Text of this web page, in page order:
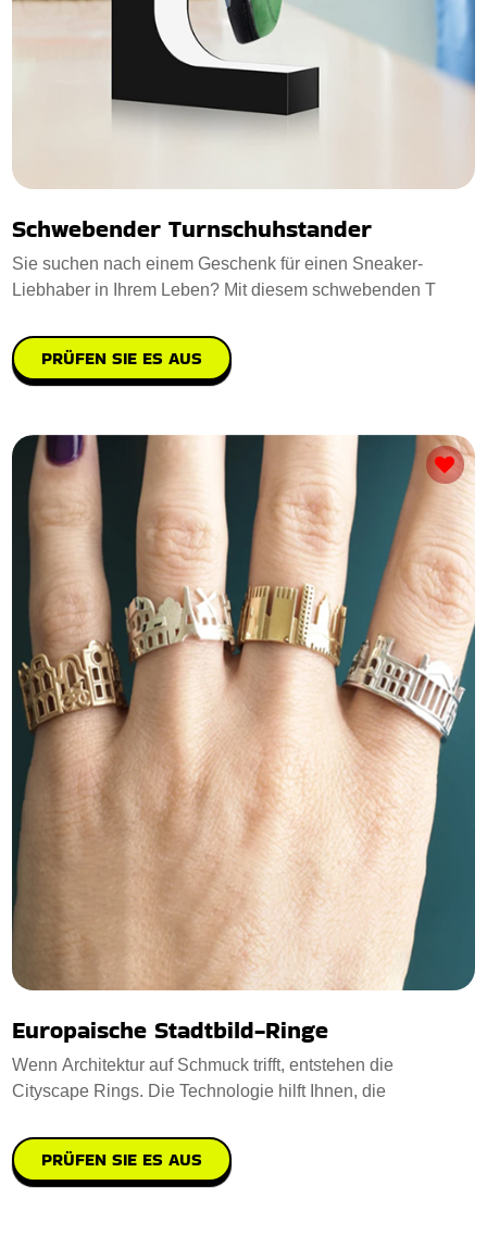
Schwebender Turnschuhstander
Sie suchen nach einem Geschenk für einen Sneaker-
Liebhaber in Ihrem Leben? Mit diesem schwebenden T
PRÜFEN SIE ES AUS
Europaische Stadtbild-Ringe
Wenn Architektur auf Schmuck trifft, entstehen die
Cityscape Rings. Die Technologie hilft Ihnen, die
PRÜFEN SIE ES AUS